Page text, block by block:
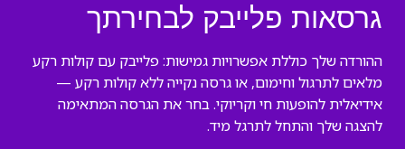
גרסאות פלייבק לבחירתך
ההורדה שלך כוללת אפשרויות גמישות: פלייבק עם קולות רקע
מלאים לתרגול וחימום, או גרסה נקייה ללא קולות רקע —
אידיאלית להופעות חי וקריוקי. בחר את הגרסה המתאימה
להצגה שלך והתחל לתרגל מיד.